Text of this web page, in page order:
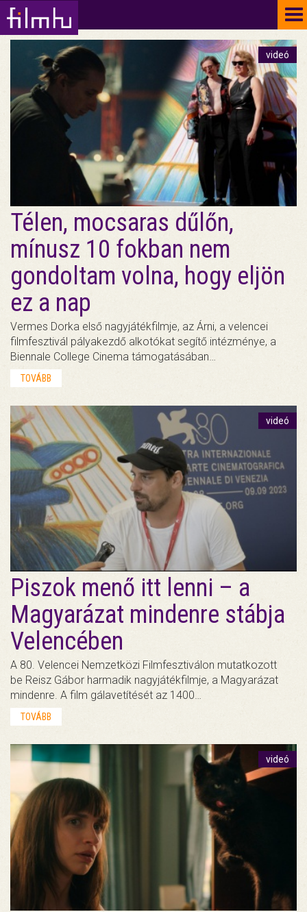
videó
Télen, mocsaras dűlőn,
mínusz 10 fokban nem
gondoltam volna, hogy eljön
ez a nap
Vermes Dorka első nagyjátékfilmje, az Árni, a velencei
filmfesztivál pályakezdő alkotókat segítő intézménye, a
Biennale College Cinema támogatásában…
TOVÁBB
videó
Piszok menő itt lenni – a
Magyarázat mindenre stábja
Velencében
A 80. Velencei Nemzetközi Filmfesztiválon mutatkozott
be Reisz Gábor harmadik nagyjátékfilmje, a Magyarázat
mindenre. A film gálavetítését az 1400…
TOVÁBB
videó